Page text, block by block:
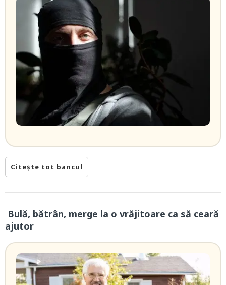
Citește tot bancul
Bulă, bătrân, merge la o vrăjitoare ca să ceară
ajutor